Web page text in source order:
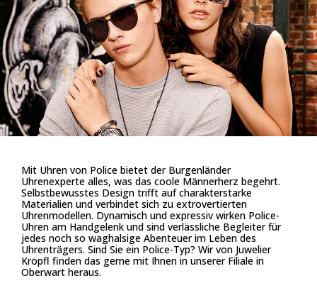
Mit Uhren von Police bietet der Burgenländer
Uhrenexperte alles, was das coole Männerherz begehrt.
Selbstbewusstes Design trifft auf charakterstarke
Materialien und verbindet sich zu extrovertierten
Uhrenmodellen. Dynamisch und expressiv wirken Police-
Uhren am Handgelenk und sind verlässliche Begleiter für
jedes noch so waghalsige Abenteuer im Leben des
Uhrenträgers. Sind Sie ein Police-Typ? Wir von Juwelier
Kröpfl finden das gerne mit Ihnen in unserer Filiale in
Oberwart heraus.